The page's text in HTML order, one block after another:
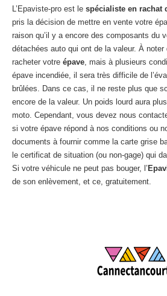
L’Epaviste-pro est le spécialiste en rachat
pris la décision de mettre en vente votre
raison qu’il y a encore des composants du
détachées auto qui ont de la valeur. À noter
racheter votre épave, mais à plusieurs
épave incendiée, il sera très difficile de
brûlées. Dans ce cas, il ne reste plus que
encore de la valeur. Un poids lourd aura
moto. Cependant, vous devez nous
si votre épave répond à nos conditions ou
documents à fournir comme la carte grise
le certificat de situation (ou non-gage) qui
Si votre véhicule ne peut pas bouger, l’
de son enlèvement, et ce, gratuitement.